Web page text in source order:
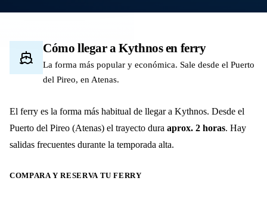
Cómo llegar a Kythnos en ferry
La forma más popular y económica. Sale desde el Puerto
del Pireo, en Atenas.
El ferry es la forma más habitual de llegar a Kythnos. Desde el
Puerto del Pireo (Atenas) el trayecto dura aprox. 2 horas. Hay
salidas frecuentes durante la temporada alta.
COMPARA Y RESERVA TU FERRY